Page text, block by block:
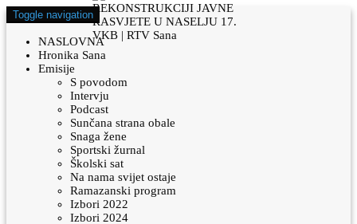
Toggle navigation
NASLOVNA
Hronika Sana
Emisije
S povodom
Intervju
Podcast
Sunčana strana obale
Snaga žene
Sportski žurnal
Školski sat
Na nama svijet ostaje
Ramazanski program
Izbori 2022
Izbori 2024